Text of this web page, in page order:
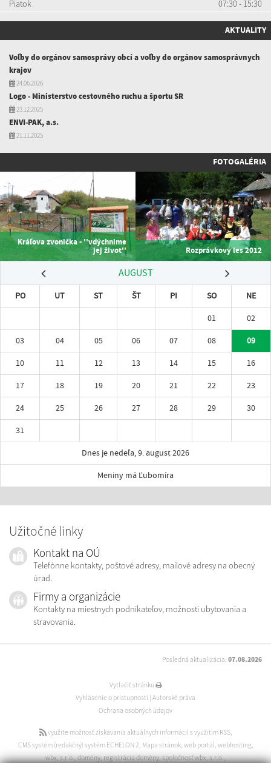
Piatok
07:30 - 15:30
AKTUALITY
Voľby do orgánov samosprávy obcí a voľby do orgánov samosprávnych
krajov
24.06.2026
Logo - Ministerstvo cestovného ruchu a športu SR
23.12.2025
ENVI-PAK, a.s.
21.11.2025
FOTOGALÉRIA
Kráľova zvonička - ''vdýchnime
jej život'' Rozprávkový les 2012
AUGUST
PO UT ST ŠT PI SO
NE
01
02
03
04 05 06 07 08
09
10
11 12 13 14 15
16
17
18 19 20 21 22
23
24
25 26 27 28 29
30
31
Dnes je nedeľa, 9. august 2026
Meniny má Ľubomíra
Užitočné linky
Kontakt na OÚ
Telefónne kontakty, poštové adresy, mailové adresy na obecný
úrad.
Firmy a organizácie
Kontakty na miestnych podnikateľov, možnosti ubytovania a
stravovania.
Posledná aktualizácia: 07.08.2026
Vytlačiť stránku
Vyhlásenie o prístupnosti Autorské práva
Ochrana osobných údajov
využite možnosť získavania aktuálnych informácií s využitím RSS,
CMS systém (redakčný) systém ECHELON 2, Mapa stránok, web portál , webhosting,
wbx, s.r.o.,domény,registrácia domény,spoločnosť wbx, s.r.o.,